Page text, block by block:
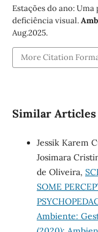
Estações do ano:
deficiência visual.
Aug.2025.
More Citation
Similar Articles
Jessik Karem
Josimara
de Oliveira,
SOME
Ambiente: